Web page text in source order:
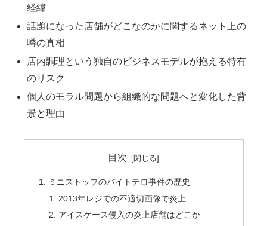
経緯
話題になった店舗がどこなのかに関するネット上の
噂の真相
店内調理という独自のビジネスモデルが抱える特有
のリスク
個人のモラル問題から組織的な問題へと変化した背
景と理由
目次
ミニストップのバイトテロ事件の歴史
2013年レジでの不適切画像で炎上
アイスケース侵入の炎上店舗はどこか